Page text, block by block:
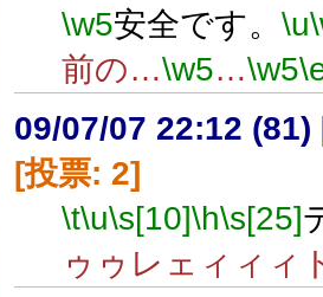
\w5安全です。 \u
前の…\w5…\w5
09/07/07 22:12 (81)
[投票: 2]
\t\u\s[10]\h\s[25]
ゥゥレェィィィ